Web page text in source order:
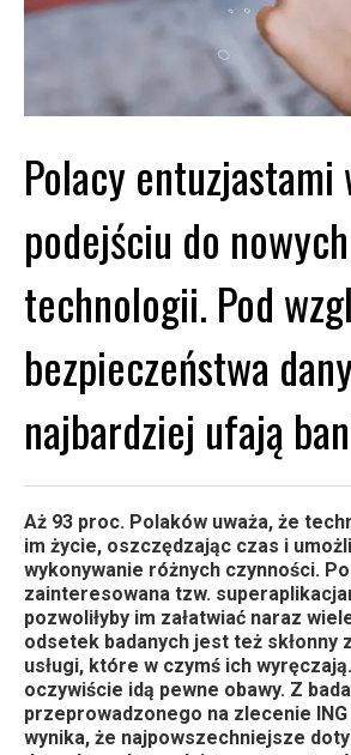
Polacy entuzjastami
podejściu do nowych
technologii. Pod
bezpieczeństwa
najbardziej ufają
Aż 93 proc. Polaków uważa, że
im życie, oszczędzając czas i
wykonywanie różnych czynności.
zainteresowana tzw.
pozwoliłyby im załatwiać naraz
odsetek badanych jest też skłonny
usługi, które w czymś ich
oczywiście idą pewne obawy. Z
przeprowadzonego na zlecenie
wynika, że najpowszechniejsze